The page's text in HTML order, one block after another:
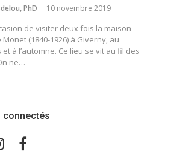
PhD 10 novembre 2019
de visiter deux fois la maison
Monet (1840-1926) à Giverny, au
à l’automne. Ce lieu se vit au fil des
ne…
connectés
Instagram